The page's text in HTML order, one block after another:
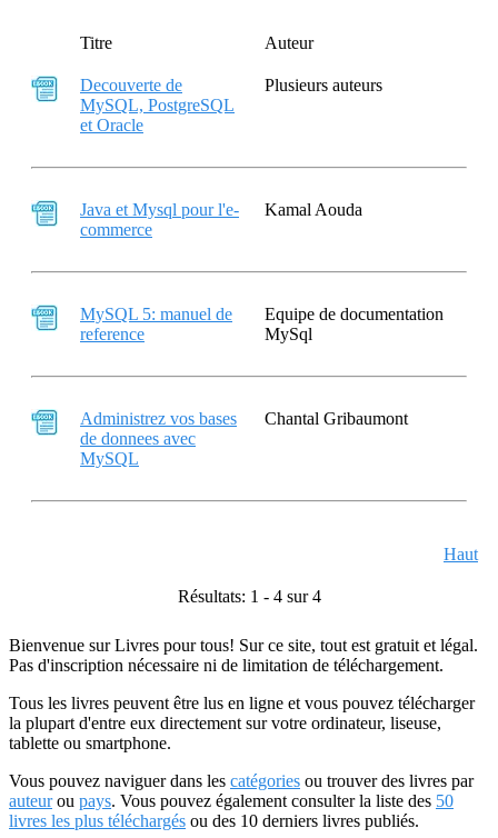
Titre Auteur
Decouverte de
MySQL, PostgreSQL
et Oracle
Plusieurs auteurs
Java et Mysql pour l'e-
commerce
Kamal Aouda
MySQL 5: manuel de
reference
Equipe de documentation
MySql
Administrez vos bases
de donnees avec
MySQL
Chantal Gribaumont
Haut
Résultats: 1 - 4 sur 4
Bienvenue sur Livres pour tous! Sur ce site, tout est gratuit et légal.
Pas d'inscription nécessaire ni de limitation de téléchargement.
Tous les livres peuvent être lus en ligne et vous pouvez télécharger
la plupart d'entre eux directement sur votre ordinateur, liseuse,
tablette ou smartphone.
Vous pouvez naviguer dans les catégories ou trouver des livres par
auteurou pays. Vous pouvez également consulter la liste des 50
livres les plus téléchargés ou des 10 derniers livres publiés.